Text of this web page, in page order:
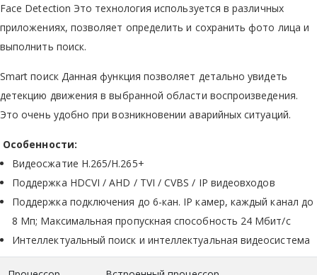
Face Detection Это технология используется в различных
приложениях, позволяет определить и сохранить фото лица и
выполнить поиск.
Smart поиск Данная функция позволяет детально увидеть
детекцию движения в выбранной области воспроизведения.
Это очень удобно при возникновении аварийных ситуаций.
Особенности:
Видеосжатие H.265/H.265+
Поддержка HDCVI / AHD / TVI / CVBS / IP видеовходов
Поддержка подключения до 6-кан. IP камер, каждый канал до
8 Мп; Максимальная пропускная способность 24 Мбит/с
Интеллектуальный поиск и интеллектуальная видеосистема